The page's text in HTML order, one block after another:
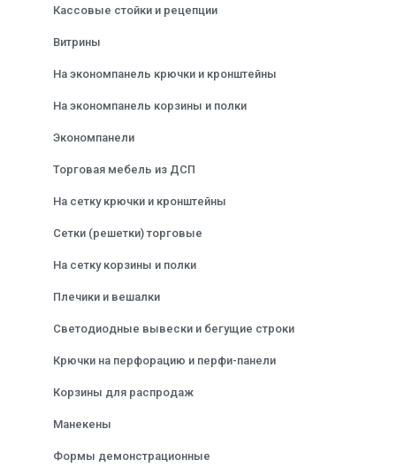
Кассовые стойки и рецепции
Витрины
На экономпанель крючки и кронштейны
На экономпанель корзины и полки
Экономпанели
Торговая мебель из ДСП
На сетку крючки и кронштейны
Сетки (решетки) торговые
На сетку корзины и полки
Плечики и вешалки
Светодиодные вывески и бегущие строки
Крючки на перфорацию и перфи-панели
Корзины для распродаж
Манекены
Формы демонстрационные